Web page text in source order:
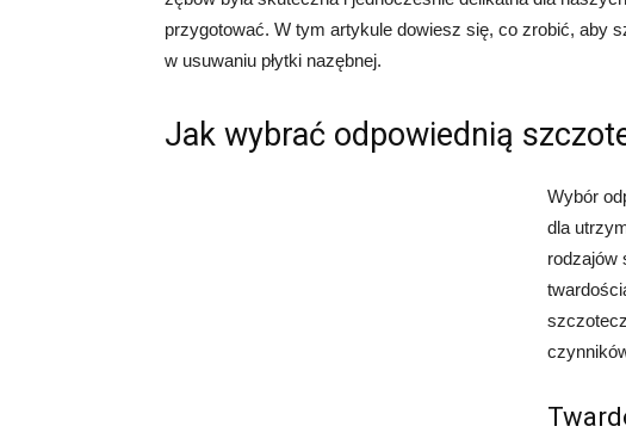
przygotować. W tym artykule dowiesz się, co zrobić, aby
w usuwaniu płytki nazębnej.
Jak wybrać odpowiednią
Wybór
dla
rodzajów